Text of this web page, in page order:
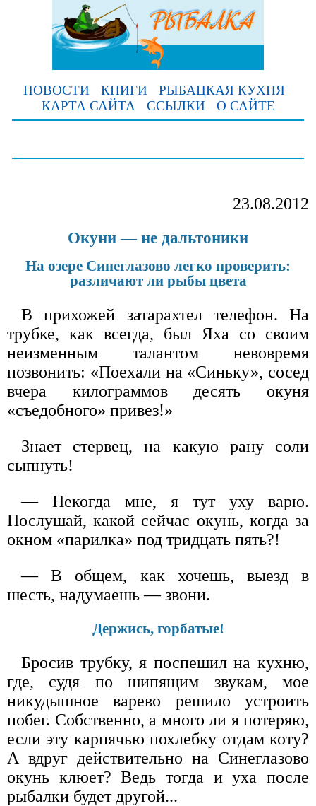
НОВОСТИ КНИГИ
РЫБАЦКАЯ КУХНЯ
КАРТА САЙТА
ССЫЛКИ О САЙТЕ
23.08.2012
Окуни — не дальтоники
На озере Синеглазово легко проверить:
различают ли рыбы цвета
В прихожей затарахтел телефон. На
трубке, как всегда, был Яха со своим
неизменным талантом невовремя
позвонить: «Поехали на «Синьку», сосед
вчера килограммов десять окуня
«съедобного» привез!»
Знает стервец, на какую рану соли
сыпнуть!
— Некогда мне, я тут уху варю.
Послушай, какой сейчас окунь, когда за
окном «парилка» под тридцать пять?!
— В общем, как хочешь, выезд в
шесть, надумаешь — звони.
Держись, горбатые!
Бросив трубку, я поспешил на кухню,
где, судя по шипящим звукам, мое
никудышное варево решило устроить
побег. Собственно, а много ли я потеряю,
если эту карпячью похлебку отдам коту?
А вдруг действительно на Синеглазово
окунь клюет? Ведь тогда и уха после
рыбалки будет другой...